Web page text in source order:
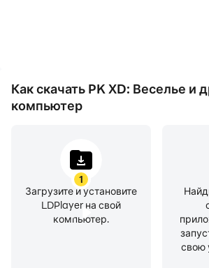
Как скачать PK XD: Веселье и
компьютер
1
Загрузите и установите
LDPlayer на свой
компьютер.
свою